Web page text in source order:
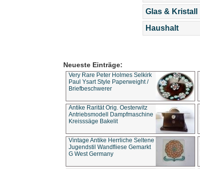
Glas & Kristall
Haushalt
Neueste Einträge:
Very Rare Peter Holmes Selkirk
Paul Ysart Style Paperweight /
Briefbeschwerer
Antike Rarität Orig. Oesterwitz
Antriebsmodell Dampfmaschine
Kreisssäge Bakelit
Vintage Antike Herrliche Seltene
Jugendstil Wandfliese Gemarkt
G West Germany